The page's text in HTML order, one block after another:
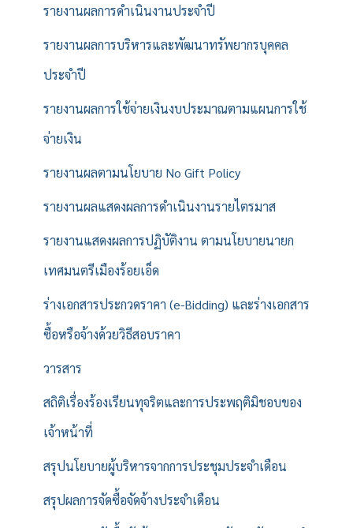
รายงานผลการดำเนินงานประจำปี
รายงานผลการบริหารและพัฒนาทรัพยากรบุคคล
ประจำปี
รายงานผลการใช้จ่ายเงินงบประมาณตามแผนการใช้
จ่ายเงิน
รายงานผลตามนโยบาย No Gift Policy
รายงานผลแสดงผลการดำเนินงานรายไตรมาส
รายงานแสดงผลการปฏิบัติงาน ตามนโยบายนายก
เทศมนตรีเมืองร้อยเอ็ด
ร่างเอกสารประกวดราคา (e-Bidding) และร่างเอกสาร
ซื้อหรือจ้างด้วยวิธีสอบราคา
วารสาร
สถิติเรื่องร้องเรียนทุจริตและการประพฤติมิชอบของ
เจ้าหน้าที่
สรุปนโยบายผู้บริหารจากการประชุมประจำเดือน
สรุปผลการจัดซื้อจัดจ้างประจำเดือน